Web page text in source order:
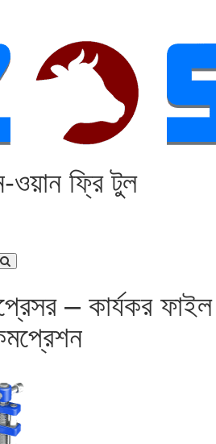
ফ্রি টুল
– কার্যকর ফাইল